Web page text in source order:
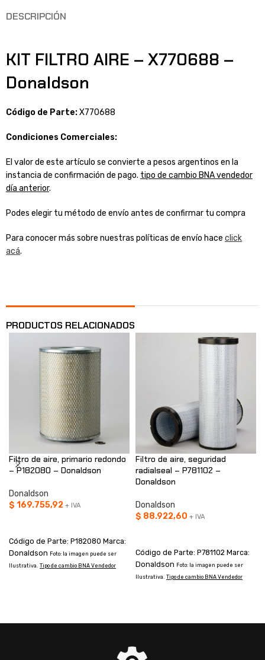
DESCRIPCIÓN
KIT FILTRO AIRE – X770688 –
Donaldson
Código de Parte:X770688
Condiciones Comerciales:
El valor de este artículo se convierte a pesos argentinos en la
instancia de confirmación de pago. tipo de cambio BNA vendedor
día anterior.
Podes elegir tu método de envío antes de confirmar tu compra
Para conocer más sobre nuestras políticas de envío hace click
acá.
PRODUCTOS RELACIONADOS
Filtro de aire, primario redondo
– P182080 – Donaldson
Donaldson
$ 169.755,92 + IVA
Código de Parte: P182080 Marca:
Donaldson Foto: la imagen puede ser
Ilustrativa. Tipo de cambio BNA Vendedor
Filtro de aire, seguridad
radialseal – P781102 –
Donaldson
Donaldson
$ 88.922,60 + IVA
Código de Parte: P781102 Marca:
Donaldson Foto: la imagen puede ser
Ilustrativa. Tipo de cambio BNA Vendedor